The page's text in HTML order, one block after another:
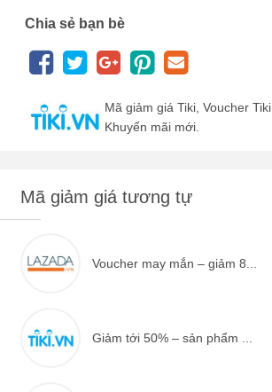
Chia sẻ bạn bè
Mã giảm giá Tiki, Voucher Tiki,
Khuyến mãi mới.
Mã giảm giá tương tự
Voucher may mắn – giảm 8...
Giảm tới 50% – sản phẩm ...